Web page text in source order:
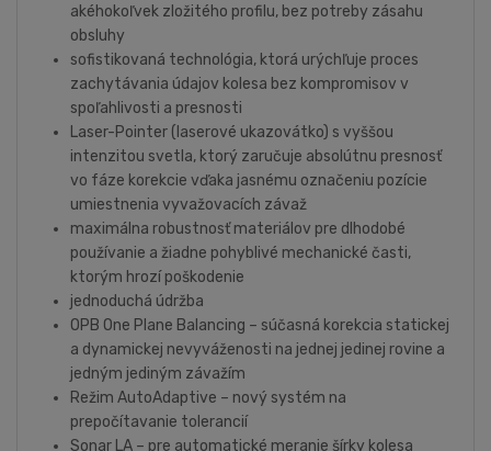
akéhokoľvek zložitého profilu, bez potreby zásahu
obsluhy
sofistikovaná technológia, ktorá urýchľuje proces
zachytávania údajov kolesa bez kompromisov v
spoľahlivosti a presnosti
Laser-Pointer (laserové ukazovátko) s vyššou
intenzitou svetla, ktorý zaručuje absolútnu presnosť
vo fáze korekcie vďaka jasnému označeniu pozície
umiestnenia vyvažovacích závaž
maximálna robustnosť materiálov pre dlhodobé
používanie a žiadne pohyblivé mechanické časti,
ktorým hrozí poškodenie
jednoduchá údržba
OPB One Plane Balancing – súčasná korekcia statickej
a dynamickej nevyváženosti na jednej jedinej rovine a
jedným jediným závažím
Režim AutoAdaptive – nový systém na
prepočítavanie tolerancií
Sonar LA – pre automatické meranie šírky kolesa